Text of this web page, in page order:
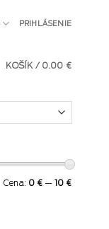
PRIHLÁSENIE
KOŠÍK / 0.00 €
Cena: 0 € — 10 €